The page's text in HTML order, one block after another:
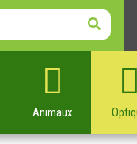
Animaux